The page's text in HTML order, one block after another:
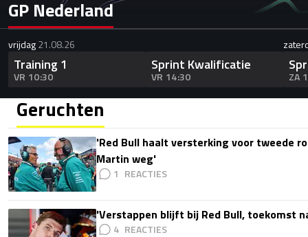
GP Nederland
vrijdag21.08.26
Training 1
VR 10:30
Sprint Kwalificatie
VR 14:30 ZA
Geruchten
'Red Bull haalt versterking voor tweede
Martin weg'
1
'Verstappen blijft bij Red Bull, toekomst
4